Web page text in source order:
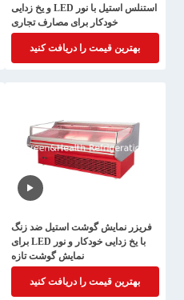
استنلس استیل با نور LED و یخ زدایی
خودکار برای مصارف تجاری
بهترین قیمت را دریافت کنید
فریزر نمایش گوشت استیل ضد زنگ
با یخ زدایی خودکار و نور LED برای
نمایش گوشت تازه
بهترین قیمت را دریافت کنید